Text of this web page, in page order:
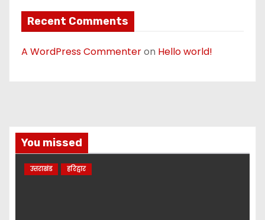
Recent Comments
A WordPress Commenteron Hello world!
You missed
उत्तराखंड हरिद्वार